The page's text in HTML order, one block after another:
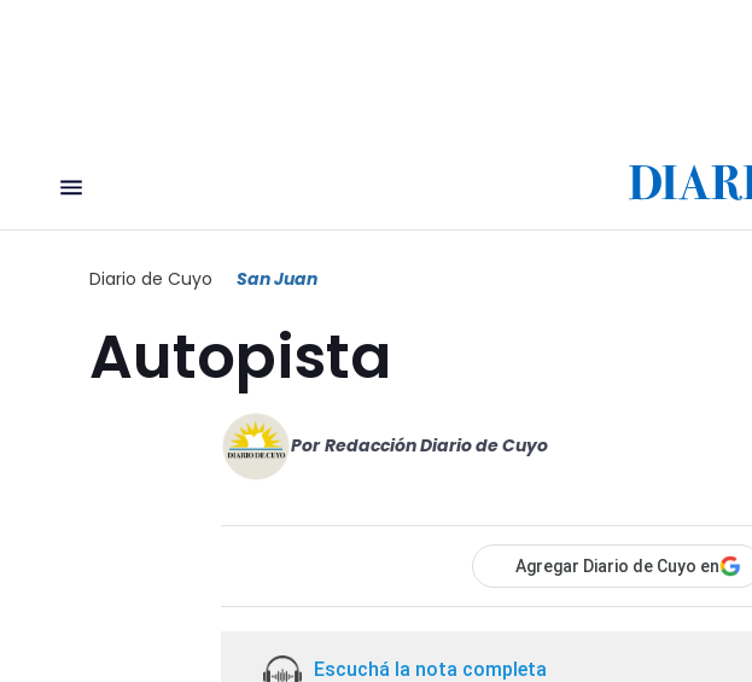
Diario de Cuyo San Juan
Autopista
Por Redacción Diario de Cuyo
Agregar Diario de Cuyo en
Escuchá la nota completa